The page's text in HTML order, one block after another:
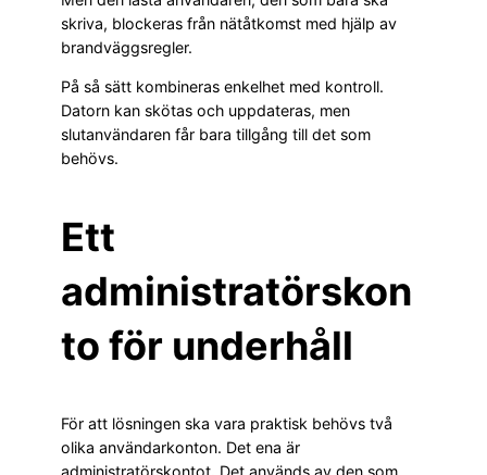
skriva, blockeras från nätåtkomst med hjälp av
brandväggsregler.
På så sätt kombineras enkelhet med kontroll.
Datorn kan skötas och uppdateras, men
slutanvändaren får bara tillgång till det som
behövs.
Ett
administratörskon
to för underhåll
För att lösningen ska vara praktisk behövs två
olika användarkonton. Det ena är